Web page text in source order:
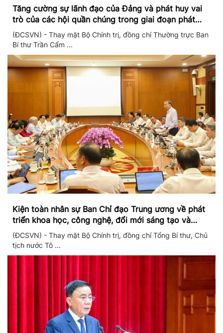
Tăng cường sự lãnh đạo của Đảng và phát huy vai
trò của các hội quần chúng trong giai đoạn phát
triển mới
(ĐCSVN) - Thay mặt Bộ Chính trị, đồng chí Thường trực Ban
Bí thư Trần Cẩm ...
Kiện toàn nhân sự Ban Chỉ đạo Trung ương về phát
triển khoa học, công nghệ, đổi mới sáng tạo và
chuyển đổi số
(ĐCSVN) - Thay mặt Bộ Chính trị, đồng chí Tổng Bí thư, Chủ
tịch nước Tô ...